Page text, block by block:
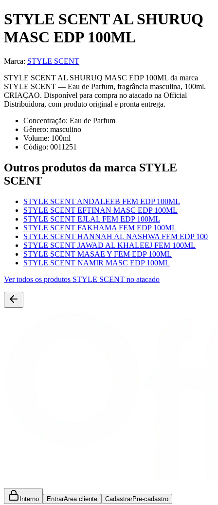
STYLE SCENT AL SHURUQ
MASC EDP 100ML
Marca: STYLE SCENT
STYLE SCENT AL SHURUQ MASC EDP 100ML da marca
STYLE SCENT — Eau de Parfum, fragrância masculina, 100ml.
CRIAÇAO. Disponível para compra no atacado na Official
Distribuidora, com produto original e pronta entrega.
Concentração: Eau de Parfum
Gênero: masculino
Volume: 100ml
Código: 0011251
Outros produtos da marca STYLE
SCENT
STYLE SCENT ANDALEEB FEM EDP 100ML
STYLE SCENT EFTINAN MASC EDP 100ML
STYLE SCENT EJLAL FEM EDP 100ML
STYLE SCENT FAKHAMA FEM EDP 100ML
STYLE SCENT HANNAH AL NASHWA FEM EDP 100
STYLE SCENT JAWAD AL KHALEEJ FEM 100ML
STYLE SCENT MASAE Y FEM EDP 100ML
STYLE SCENT NAMIR MASC EDP 100ML
Ver todos os produtos STYLE SCENT no atacado
Interno EntrarArea cliente CadastrarPre-cadastro